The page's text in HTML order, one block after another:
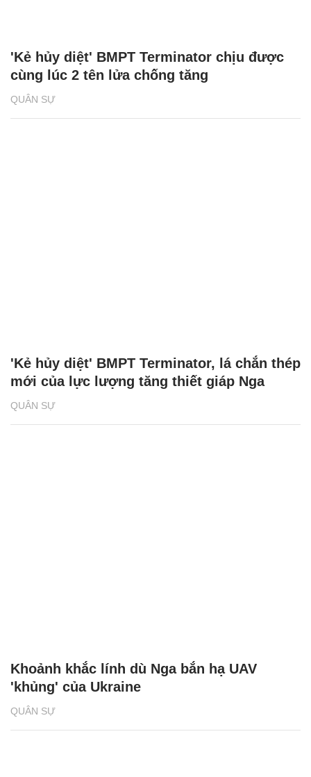
QUÂN SỰ
'Kẻ hủy diệt' BMPT Terminator chịu được
cùng lúc 2 tên lửa chống tăng
QUÂN SỰ
'Kẻ hủy diệt' BMPT Terminator, lá chắn thép
mới của lực lượng tăng thiết giáp Nga
QUÂN SỰ
Khoảnh khắc lính dù Nga bắn hạ UAV
'khủng' của Ukraine